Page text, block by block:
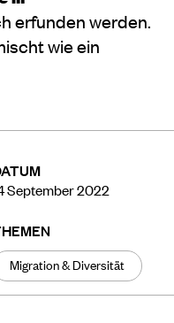
September 2022
Migration & Diversität
erfunden werden.
wie ein